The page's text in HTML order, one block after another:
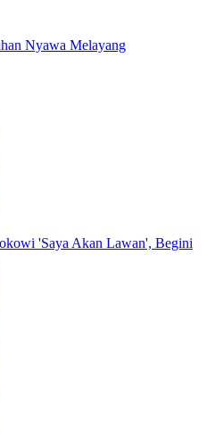
Nyawa Melayang
'Saya Akan Lawan', Begini